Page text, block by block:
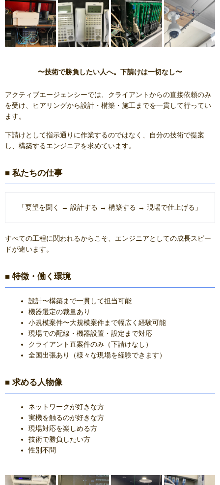
〜技術で勝負したい人へ。下請けは一切なし〜
アクティブエージェンシーでは、クライアントからの直接依頼のみ
を受け、ヒアリングから設計・構築・施工までを一貫して行ってい
ます。
下請けとして指示通りに作業するのではなく、自分の技術で提案
し、構築するエンジニアを求めています。
■ 私たちの仕事
「要望を聞く → 設計する → 構築する → 現場で仕上げる」
すべての工程に関われるからこそ、エンジニアとしての成長スピー
ドが違います。
■ 特徴・働く環境
設計〜構築まで一貫して担当可能
機器選定の裁量あり
小規模案件〜大規模案件まで幅広く経験可能
現場での配線・機器設置・設定まで対応
クライアント直案件のみ（下請けなし）
全国出張あり（様々な現場を経験できます）
■ 求める人物像
ネットワークが好きな方
実機を触るのが好きな方
現場対応を楽しめる方
技術で勝負したい方
性別不問